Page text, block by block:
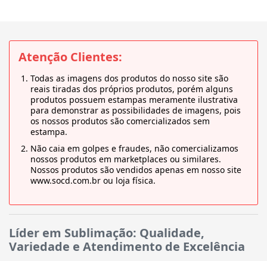
Atenção Clientes:
Todas as imagens dos produtos do nosso site são
reais tiradas dos próprios produtos, porém alguns
produtos possuem estampas meramente ilustrativa
para demonstrar as possibilidades de imagens, pois
os nossos produtos são comercializados sem
estampa.
Não caia em golpes e fraudes, não comercializamos
nossos produtos em marketplaces ou similares.
Nossos produtos são vendidos apenas em nosso site
www.socd.com.br ou loja física.
Líder em Sublimação: Qualidade,
Variedade e Atendimento de Excelência